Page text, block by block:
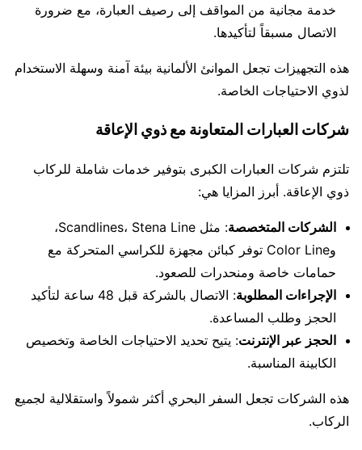
خدمة مجانية من المواقف إلى رصيف العبارة، مع ضرورة
الاتصال مسبقاً لتأكيدها.
هذه التجهيزات تجعل الموانئ الألمانية بيئة آمنة وسهلة الاستخدام
لذوي الاحتياجات الخاصة.
شركات العبارات المتعاونة مع ذوي الإعاقة
تلتزم شركات العبارات الكبرى بتوفير خدمات شاملة للركاب
ذوي الإعاقة. أبرز المزايا هي:
الشركات المتخصصة
: مثل Scandlines، Stena Line،
وColor Line توفر كبائن مجهزة للكراسي المتحركة مع
حمامات خاصة ومنحدرات للصعود.
الإجراءات المطلوبة
: الاتصال بالشركة قبل 48 ساعة لتأكيد
الحجز وطلب المساعدة.
الحجز عبر الإنترنت: يتيح تحديد الاحتياجات الخاصة وتخصيص
الكابينة المناسبة.
هذه الشركات تجعل السفر البحري أكثر شمولاً واستقلالية لجميع
الركاب.